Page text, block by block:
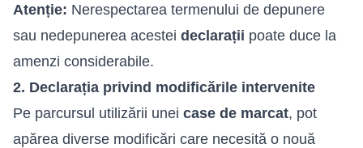
Atenție: Nerespectarea termenului de depunere
sau nedepunerea acestei declarații poate duce la
amenzi considerabile.
2. Declarația privind modificările intervenite
Pe parcursul utilizării unei case de marcat, pot
apărea diverse modificări care necesită o nouă